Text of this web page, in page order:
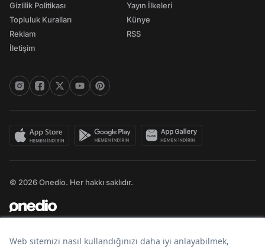
Gizlilik Politikası
Topluluk Kuralları
Reklam
İletişim
Yayın İlkeleri
Künye
RSS
© 2026 Onedio. Her hakkı saklıdır.
Bir markasıdır.